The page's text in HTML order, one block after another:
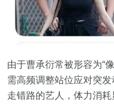
由于曹承衍常被形容为“
需高频调整站位应对突
走错路的艺人，体力消耗